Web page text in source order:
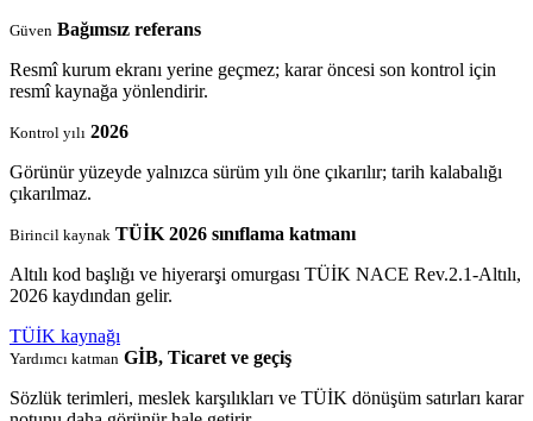
Güven Bağımsız referans
Resmî kurum ekranı yerine geçmez; karar öncesi son kontrol için
resmî kaynağa yönlendirir.
Kontrol yılı 2026
Görünür yüzeyde yalnızca sürüm yılı öne çıkarılır; tarih kalabalığı
çıkarılmaz.
Birincil kaynak TÜİK 2026 sınıflama katmanı
Altılı kod başlığı ve hiyerarşi omurgası TÜİK NACE Rev.2.1-Altılı,
2026 kaydından gelir.
TÜİK kaynağı
Yardımcı katman GİB, Ticaret ve geçiş
Sözlük terimleri, meslek karşılıkları ve TÜİK dönüşüm satırları karar